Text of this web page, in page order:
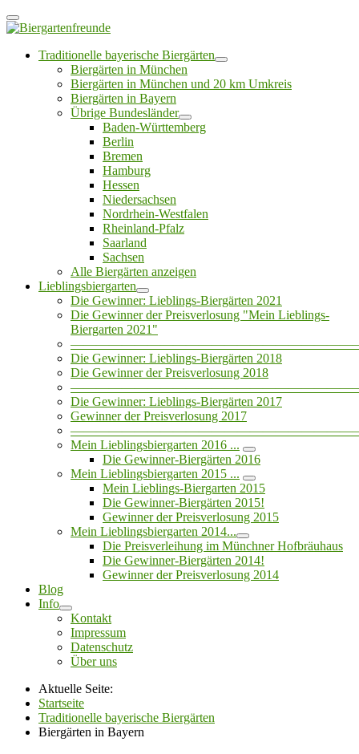
Traditionelle bayerische Biergärten
Biergärten in München
Biergärten in München und 20 km Umkreis
Biergärten in Bayern
Übrige Bundesländer
Baden-Württemberg
Berlin
Bremen
Hamburg
Hessen
Niedersachsen
Nordrhein-Westfalen
Rheinland-Pfalz
Saarland
Sachsen
Alle Biergärten anzeigen
Lieblingsbiergarten
Die Gewinner: Lieblings-Biergärten 2021
Die Gewinner der Preisverlosung "Mein Lieblings-
Biergarten 2021"
Die Gewinner: Lieblings-Biergärten 2018
Die Gewinner der Preisverlosung 2018
Die Gewinner: Lieblings-Biergärten 2017
Gewinner der Preisverlosung 2017
Mein Lieblingsbiergarten 2016 ...
Die Gewinner-Biergärten 2016
Mein Lieblingsbiergarten 2015 ...
Mein Lieblings-Biergarten 2015
Die Gewinner-Biergärten 2015!
Gewinner der Preisverlosung 2015
Mein Lieblingsbiergarten 2014...
Die Preisverleihung im Münchner Hofbräuhaus
Die Gewinner-Biergärten 2014!
Gewinner der Preisverlosung 2014
Blog
Info
Kontakt
Impressum
Datenschutz
Über uns
Aktuelle Seite:
Startseite
Traditionelle bayerische Biergärten
Biergärten in Bayern